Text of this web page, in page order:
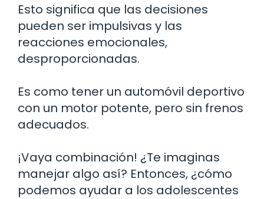
Esto significa que las decisiones
pueden ser impulsivas y las
reacciones emocionales,
desproporcionadas.
Es como tener un automóvil deportivo
con un motor potente, pero sin frenos
adecuados.
¡Vaya combinación! ¿Te imaginas
manejar algo así? Entonces, ¿cómo
podemos ayudar a los adolescentes